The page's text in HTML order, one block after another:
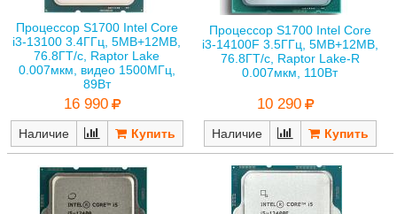
Процессор S1700 Intel Core
i3-13100 3.4ГГц, 5MB+12MB,
76.8ГТ/с, Raptor Lake
0.007мкм, видео 1500МГц,
89Вт
16 990
Наличие
Процессор S1700 Intel Core
i3-14100F 3.5ГГц, 5MB+12MB,
76.8ГТ/с, Raptor Lake-R
0.007мкм, 110Вт
10 290
Наличие